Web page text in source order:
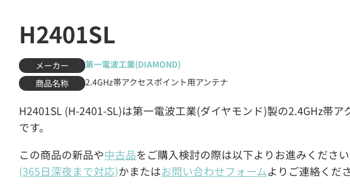
H2401SL
メーカー
第一電波工業(DIAMOND)
商品名称
2.4GHz帯アクセスポイント用アンテナ
H2401SL (H-2401-SL)は第一電波工業(ダイヤモンド)製の2.4GHz帯ア
です。
この商品の新品や中古品をご購入検討の際は以下よりお進みくださ
(365日深夜まで対応)かまたはお問い合わせフォームよりご連絡くださ